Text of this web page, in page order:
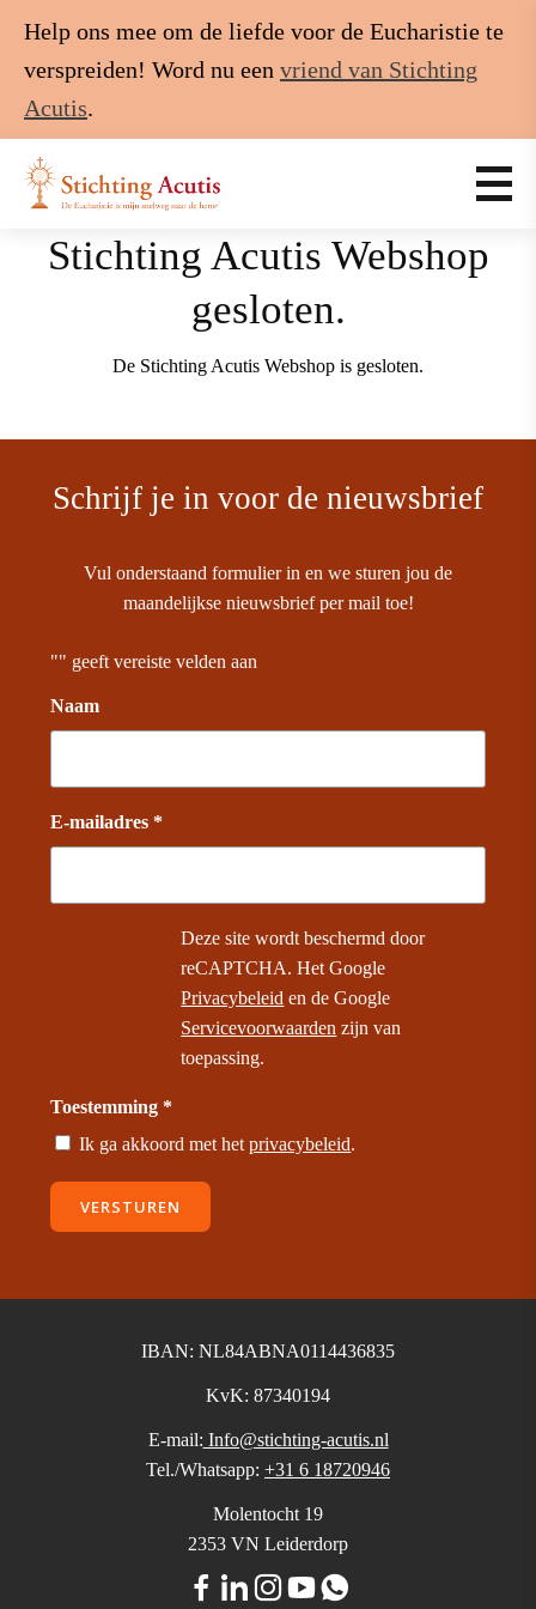
Help ons mee om de liefde voor de Eucharistie te
verspreiden! Word nu een vriend van Stichting
Acutis.
Stichting Acutis Webshop
gesloten.
De Stichting Acutis Webshop is gesloten.
Schrijf je in voor de nieuwsbrief
Vul onderstaand formulier in en we sturen jou de
maandelijkse nieuwsbrief per mail toe!
"" geeft vereiste velden aan
Naam
E-mailadres *
Deze site wordt beschermd door
reCAPTCHA. Het Google
Privacybeleid en de Google
Servicevoorwaarden zijn van
toepassing.
Toestemming *
Ik ga akkoord met hetprivacybeleid.
VERSTUREN
IBAN: NL84ABNA0114436835
KvK: 87340194
E-mail: Info@stichting-acutis.nl
Tel./Whatsapp: +31 6 18720946
Molentocht 19
2353 VN Leiderdorp